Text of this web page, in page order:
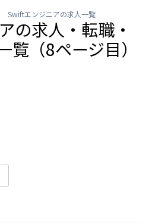
Swiftエンジニアの求人一覧
の求人・転職・
覧（8ページ目）